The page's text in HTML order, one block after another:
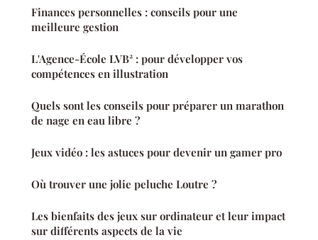
Finances personnelles : conseils pour une
meilleure gestion
L'Agence-École LVB² : pour développer vos
compétences en illustration
Quels sont les conseils pour préparer un marathon
de nage en eau libre ?
Jeux vidéo : les astuces pour devenir un gamer pro
Où trouver une jolie peluche Loutre ?
Les bienfaits des jeux sur ordinateur et leur impact
sur différents aspects de la vie